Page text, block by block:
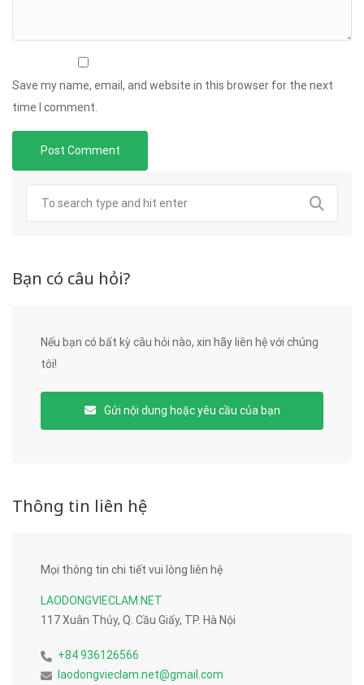
Save my name, email, and website in this browser for the next
time I comment.
Bạn có câu hỏi?
Nếu bạn có bất kỳ câu hỏi nào, xin hãy liên hệ với chúng
tôi!
Gửi nội dung hoặc yêu cầu của bạn
Thông tin liên hệ
Mọi thông tin chi tiết vui lòng liên hệ
LAODONGVIECLAM.NET
117 Xuân Thủy, Q. Cầu Giấy, TP. Hà Nội
+84 936126566
laodongvieclam.net@gmail.com